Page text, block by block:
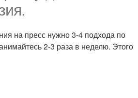
на пресс нужно 3-4 подхода по
2-3 раза в неделю. Этого